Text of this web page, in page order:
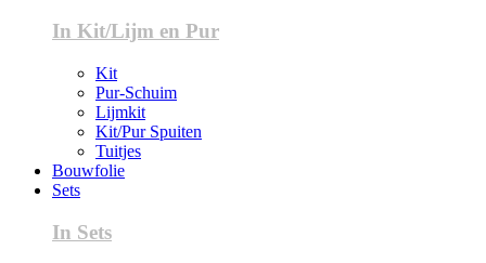
In Kit/Lijm en Pur
Kit
Pur-Schuim
Lijmkit
Kit/Pur Spuiten
Tuitjes
Bouwfolie
Sets
In Sets